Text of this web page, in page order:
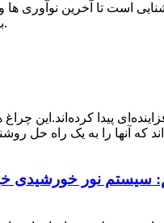
است تا آخرین نوآوری ها
مفتخر بود که بخشی از ویتنام LED بین المللی 2024 است.
پیدا کرده‌اند.این چراغ
سیستم نور خورشیدی